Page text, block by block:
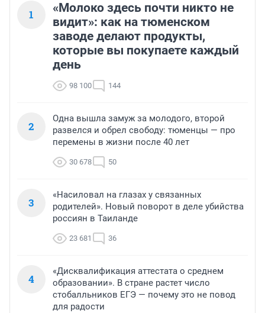
1
«Молоко здесь почти никто не
видит»: как на тюменском
заводе делают продукты,
которые вы покупаете каждый
день
98 100 144
2
Одна вышла замуж за молодого, второй
развелся и обрел свободу: тюменцы — про
перемены в жизни после 40 лет
30 678 50
3
«Насиловал на глазах у связанных
родителей». Новый поворот в деле убийства
россиян в Таиланде
23 681 36
4
«Дисквалификация аттестата о среднем
образовании». В стране растет число
стобалльников ЕГЭ — почему это не повод
для радости